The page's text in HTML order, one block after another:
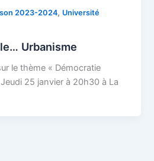
2023-2024, Université
Urbanisme
le thème « Démocratie
25 janvier à 20h30 à La